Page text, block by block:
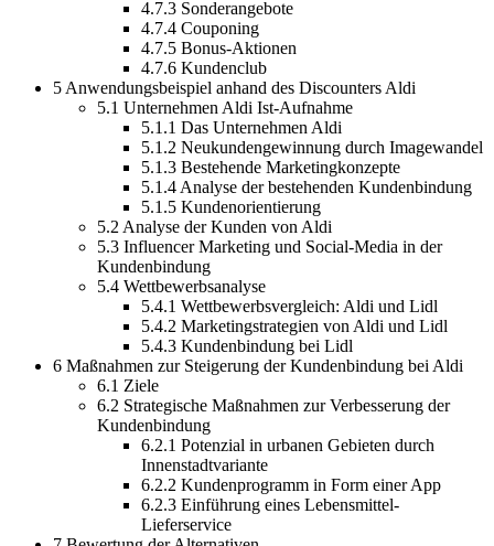
4.7.3 Sonderangebote
4.7.4 Couponing
4.7.5 Bonus-Aktionen
4.7.6 Kundenclub
5 Anwendungsbeispiel anhand des Discounters Aldi
5.1 Unternehmen Aldi Ist-Aufnahme
5.1.1 Das Unternehmen Aldi
5.1.2 Neukundengewinnung durch Imagewandel
5.1.3 Bestehende Marketingkonzepte
5.1.4 Analyse der bestehenden Kundenbindung
5.1.5 Kundenorientierung
5.2 Analyse der Kunden von Aldi
5.3 Influencer Marketing und Social-Media in der
Kundenbindung
5.4 Wettbewerbsanalyse
5.4.1 Wettbewerbsvergleich: Aldi und Lidl
5.4.2 Marketingstrategien von Aldi und Lidl
5.4.3 Kundenbindung bei Lidl
6 Maßnahmen zur Steigerung der Kundenbindung bei Aldi
6.1 Ziele
6.2 Strategische Maßnahmen zur Verbesserung der
Kundenbindung
6.2.1 Potenzial in urbanen Gebieten durch
Innenstadtvariante
6.2.2 Kundenprogramm in Form einer App
6.2.3 Einführung eines Lebensmittel-
Lieferservice